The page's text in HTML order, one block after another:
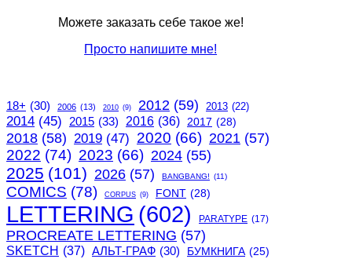
Можете заказать себе такое же!
Просто напишите мне!
18+ (30) 2006 (13) 2010 (9) 2012 (59) 2013 (22)
2014 (45) 2015 (33) 2016 (36) 2017 (28)
2018 (58) 2019 (47) 2020 (66) 2021 (57)
2022 (74) 2023 (66) 2024 (55)
2025 (101) 2026 (57) BANGBANG! (11)
COMICS (78) CORPUS (9) FONT (28)
LETTERING (602) PARATYPE (17)
PROCREATE LETTERING (57)
SKETCH (37) АЛЬТ-ГРАФ (30) БУМКНИГА (25)